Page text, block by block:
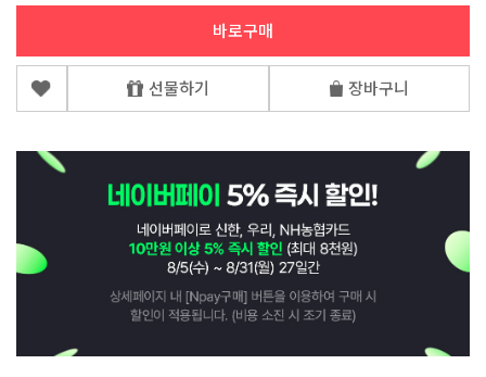
바로구매
선물하기 장바구니